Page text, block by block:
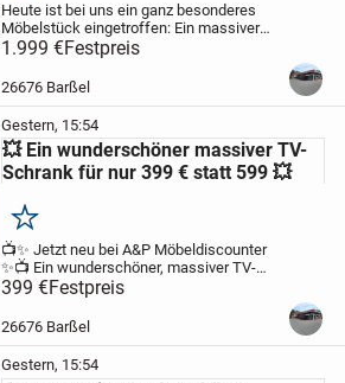
Heute ist bei uns ein ganz besonderes
Möbelstück eingetroffen:Ein massiver
Buffetschrank, der durch seine
beeindruckende Größe, sein hohes
Eigengewicht und seine erstklassige
1.999 €Festpreis
26676 Barßel
Gestern, 15:54
💥 Ein wunderschöner massiver TV-
Schrank für nur 399 € statt 599 💥
Merken
📺✨ Jetzt neu bei A&P Möbeldiscounter
✨📺 Ein wunderschöner, massiver TV-
Schrank, der durch seine stabile
Verarbeitung und sein zeitloses Design
überzeugt. Dieses Möbelstück bringt
399 €Festpreis
26676 Barßel
Gestern, 15:54